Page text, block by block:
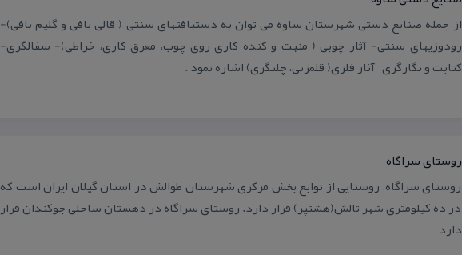
از جمله صنایع دستی شهرستان ساوه می توان به دستبافتهای سنتی ( قالی بافی و گلیم بافی)-
رودوزیهای سنتی- آثار چوبی ( منبت و كنده كاری روی چوب، معرق كاری، خراطی)- سفالگری-
كتابت و نگارگری – آثار فلزی( قلمزنی، چلنگری) اشاره نمود .
روستای سراگاه
روستای سراگاه، روستایی از توابع بخش مركزی شهرستان طوالش در استان گیلان ایران است كه
در ده كیلومتری شهر تالش(هشتپر) قرار دارد. روستای سراگاه در دهستان ساحلی جوكندان قرار
دارد